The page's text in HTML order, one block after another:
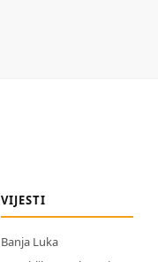
VIJESTI
Banja Luka